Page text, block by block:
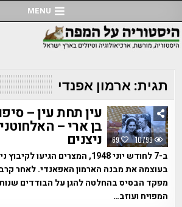
to
content
MENU
תגית:ארמון אפנדי
69 10799
עין תחת עין –
בן ארי –
ניצנים
ב-7 לחודש יוני 1948, המצרים הגיעו
בעוצמה את מבנה הארמון האפאנדי. לאחר
מפקד הבסיס בהחלטה להגן על הבודדים
המפויח ועוזב…